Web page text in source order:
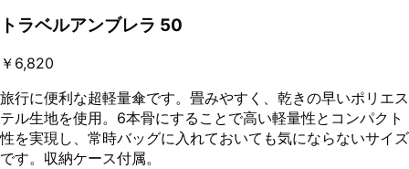
トラベルアンブレラ 50
￥6,820
旅行に便利な超軽量傘です。畳みやすく、乾きの早いポリエス
テル生地を使用。6本骨にすることで高い軽量性とコンパクト
性を実現し、常時バッグに入れておいても気にならないサイズ
です。収納ケース付属。